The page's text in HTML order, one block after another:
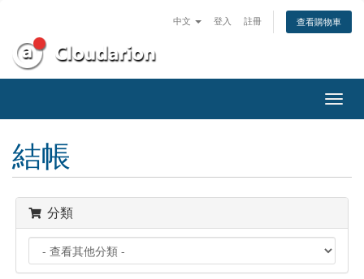
中文 登入 註冊 查看購物車
切
換
結帳
分類